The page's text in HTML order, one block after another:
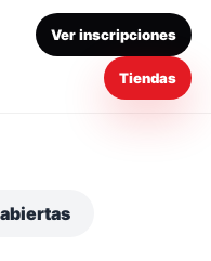
Ver inscripciones
Tiendas